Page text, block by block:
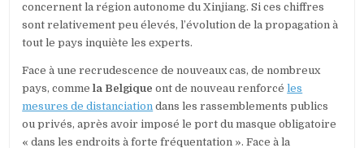
concernent la région autonome du Xinjiang. Si ces chiffres
sont relativement peu élevés, l’évolution de la propagation à
tout le pays inquiète les experts.
Face à une recrudescence de nouveaux cas, de nombreux
pays, commela Belgiqueont de nouveau renforcéles
mesures de distanciation dans les rassemblements publics
ou privés, après avoir imposé le port du masque obligatoire
« dans les endroits à forte fréquentation ». Face à la